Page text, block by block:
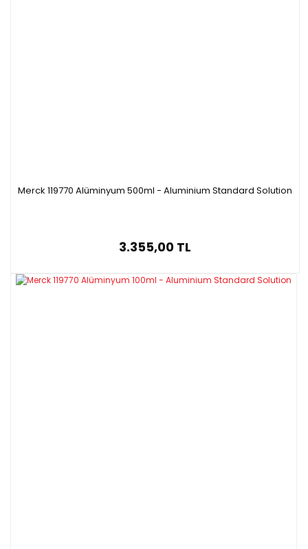
Merck 119770 Alüminyum 500ml - Aluminium Standard Solution
3.355,00 TL